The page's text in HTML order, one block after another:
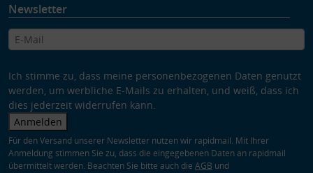
Newsletter
Ich stimme zu, dass meine personenbezogenen Daten genutzt
werden, um werbliche E-Mails zu erhalten, und weiß, dass ich
dies jederzeit widerrufen kann.
Anmelden
Für den Versand unserer Newsletter nutzen wir rapidmail. Mit Ihrer
Anmeldung stimmen Sie zu, dass die eingegebenen Daten an rapidmail
übermittelt werden. Beachten Sie bitte auch die AGB und